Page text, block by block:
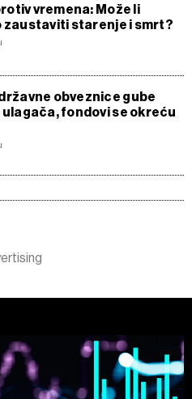
vremena: Može li
zaustaviti starenje i smrt?
obveznice gube
fondovi se okreću